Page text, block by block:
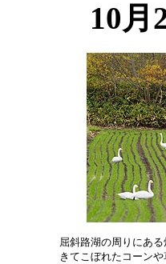
10月
屈斜路湖の周りにあ
きてこぼれたコーン